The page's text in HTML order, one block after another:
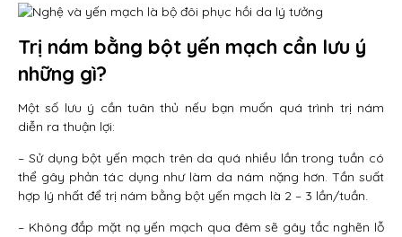
Trị nám bằng bột yến mạch cần lưu ý
những gì?
Một số lưu ý cần tuân thủ nếu bạn muốn quá trình trị nám
diễn ra thuận lợi:
– Sử dụng bột yến mạch trên da quá nhiều lần trong tuần có
thể gây phản tác dụng như làm da nám nặng hơn. Tần suất
hợp lý nhất để trị nám bằng bột yến mạch là 2 – 3 lần/tuần.
– Không đắp mặt nạ yến mạch qua đêm sẽ gây tắc nghẽn lỗ